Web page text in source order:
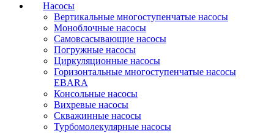
Насосы
Вертикальные многоступенчатые насосы
Моноблочные насосы
Самовсасывающие насосы
Погружные насосы
Циркуляционные насосы
Горизонтальные многоступенчатые насосы
EBARA
Консольные насосы
Вихревые насосы
Скважинные насосы
Турбомолекулярные насосы